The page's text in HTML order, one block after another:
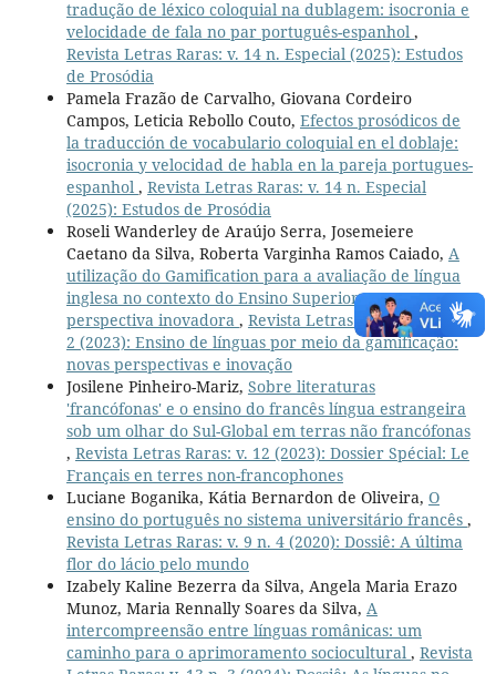
tradução de léxico coloquial na dublagem: isocronia e
velocidade de fala no par português-espanhol ,
Revista Letras Raras: v. 14 n. Especial (2025): Estudos
de Prosódia
Pamela Frazão de Carvalho, Giovana Cordeiro
Campos, Leticia Rebollo Couto, Efectos prosódicos de
la traducción de vocabulario coloquial en el doblaje:
isocronia y velocidad de habla en la pareja portugues-
espanhol , Revista Letras Raras: v. 14 n. Especial
(2025): Estudos de Prosódia
Roseli Wanderley de Araújo Serra, Josemeiere
Caetano da Silva, Roberta Varginha Ramos Caiado, A
utilização do Gamification para a avaliação de língua
inglesa no contexto do Ensino Superior: uma
perspectiva inovadora , Revista Letras Raras: v. 12 n.
2 (2023): Ensino de línguas por meio da gamificação:
novas perspectivas e inovação
Josilene Pinheiro-Mariz, Sobre literaturas
'francófonas' e o ensino do francês língua estrangeira
sob um olhar do Sul-Global em terras não francófonas
, Revista Letras Raras: v. 12 (2023): Dossier Spécial: Le
Français en terres non-francophones
Luciane Boganika, Kátia Bernardon de Oliveira, O
ensino do português no sistema universitário francês ,
Revista Letras Raras: v. 9 n. 4 (2020): Dossiê: A última
flor do lácio pelo mundo
Izabely Kaline Bezerra da Silva, Angela Maria Erazo
Munoz, Maria Rennally Soares da Silva, A
intercompreensão entre línguas românicas: um
caminho para o aprimoramento sociocultural , Revista